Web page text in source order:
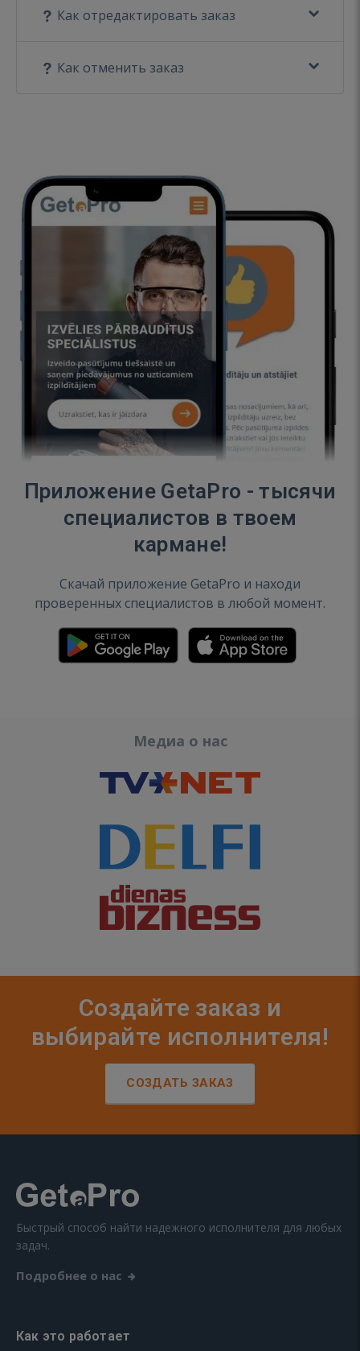
Как отредактировать заказ
Как отменить заказ
Приложение GetaPro - тысячи
специалистов в твоем
кармане!
Скачай приложение GetaPro и находи
проверенных специалистов в любой момент.
Медиа о нас
Создайте заказ и
выбирайте исполнителя!
СОЗДАТЬ ЗАКАЗ
Быстрый способ найти надежного исполнителя для любых
задач.
Подробнее о нас
Как это работает